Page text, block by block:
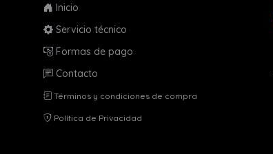
Inicio
Servicio técnico
Formas de pago
Contacto
Términos y condiciones de compra
Política de Privacidad